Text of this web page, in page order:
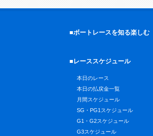
■ボートレースを知る楽しむ
■レーススケジュール
本日のレース
本日の払戻金一覧
月間スケジュール
SG・PG1スケジュール
G1・G2スケジュール
G3スケジュール